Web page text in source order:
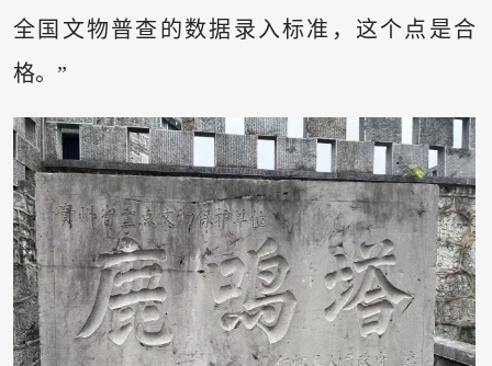
全国文物普查的数据录入标准，这个点是合
格。”